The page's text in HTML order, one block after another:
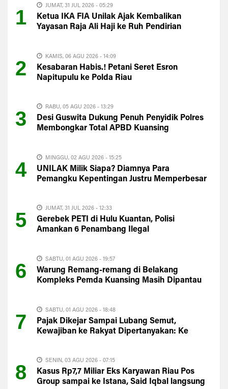
1
JUMAT, 31 JUL 2026 - 05:29
Ketua IKA FIA Unilak Ajak Kembalikan
Yayasan Raja Ali Haji ke Ruh Pendirian
2
KAMIS, 06 AGU 2026 - 14:09
Kesabaran Habis.! Petani Seret Esron
Napitupulu ke Polda Riau
3
RABU, 05 AGU 2026 - 13:29
Desi Guswita Dukung Penuh Penyidik Polres
Membongkar Total APBD Kuansing
4
MINGGU, 02 AGU 2026 - 15:25
UNILAK Milik Siapa? Diamnya Para
Pemangku Kepentingan Justru Memperbesar
5
JUMAT, 31 JUL 2026 - 12:33
Gerebek PETI di Hulu Kuantan, Polisi
Amankan 6 Penambang Ilegal
6
SABTU, 01 AGU 2026 - 19:57
Warung Remang-remang di Belakang
Kompleks Pemda Kuansing Masih Dipantau
7
SABTU, 01 AGU 2026 - 18:48
Pajak Dikejar Sampai Lubang Semut,
Kewajiban ke Rakyat Dipertanyakan: Ke
8
SENIN, 03 AGU 2026 - 07:15
Kasus Rp7,7 Miliar Eks Karyawan Riau Pos
Group sampai ke Istana, Said Iqbal langsung